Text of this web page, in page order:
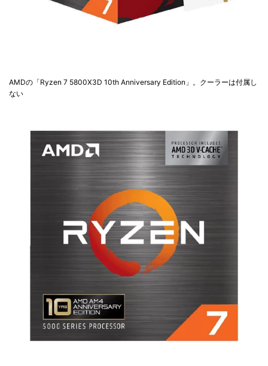
AMDの「Ryzen 7 5800X3D 10th Anniversary Edition」。クーラーは付属し
ない